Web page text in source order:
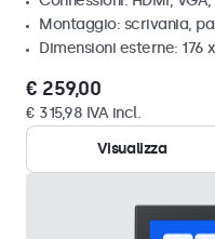
Montaggio: scrivania,
Dimensioni esterne: 176
€ 259,00
€ 315,98 IVA incl.
Visualizza